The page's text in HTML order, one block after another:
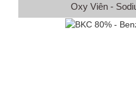
Oxy Viên -